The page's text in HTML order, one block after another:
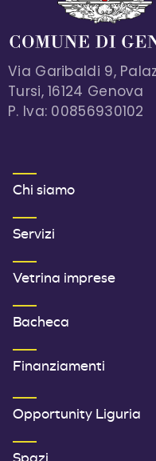
Via Garibaldi 9,
Tursi, 16124 Genova
P. Iva: 00856930102
MENU FOOTER 1
Chi siamo
Servizi
Vetrina imprese
Bacheca
Finanziamenti
SECONDO MENU FOOTER
Opportunity Liguria
Spazi